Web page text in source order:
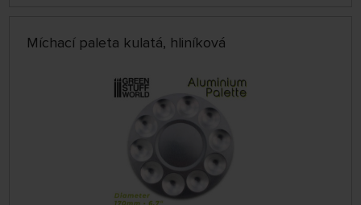
Míchací paleta kulatá, hliníková